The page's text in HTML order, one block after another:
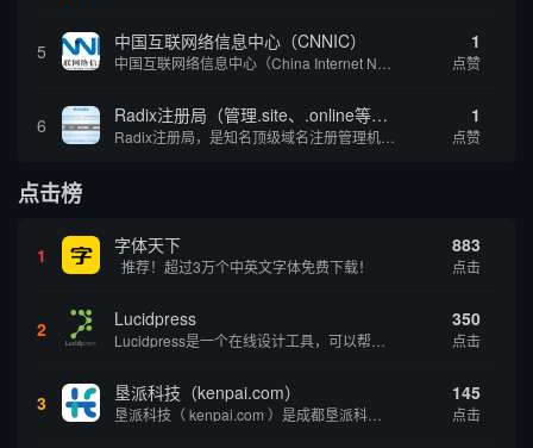
5 中国互联网络信息中心（CNNIC） 1
点赞
6 Radix注册局（管理.site、.online等顶级域名） 1
点赞
点击榜
1 字体天下
推荐！超过3万个中英文字体免费下载！
883
点击
2 Lucidpress 350
点击
3 垦派科技（kenpai.com） 145
点击